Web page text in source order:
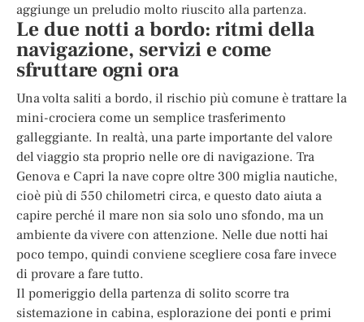
aggiunge un preludio molto riuscito alla partenza.
Le due notti a bordo: ritmi della
navigazione, servizi e come
sfruttare ogni ora
Una volta saliti a bordo, il rischio più comune è trattare la
mini-crociera come un semplice trasferimento
galleggiante. In realtà, una parte importante del valore
del viaggio sta proprio nelle ore di navigazione. Tra
Genova e Capri la nave copre oltre 300 miglia nautiche,
cioè più di 550 chilometri circa, e questo dato aiuta a
capire perché il mare non sia solo uno sfondo, ma un
ambiente da vivere con attenzione. Nelle due notti hai
poco tempo, quindi conviene scegliere cosa fare invece
di provare a fare tutto.
Il pomeriggio della partenza di solito scorre tra
sistemazione in cabina, esplorazione dei ponti e primi